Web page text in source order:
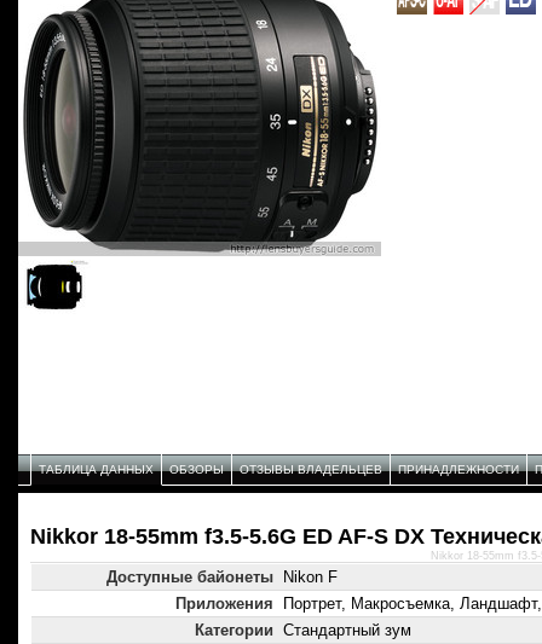
ТАБЛИЦА ДАННЫХ ОБЗОРЫ ОТЗЫВЫ ВЛАДЕЛЬЦЕВ ПРИНАДЛЕЖНОСТИ
Nikkor 18-55mm f3.5-5.6G ED AF-S DX
Доступные байонеты
Nikon F
Приложения
Портрет, Макросъемка,
Категории Стандартный зум
Nikkor 18-55mm